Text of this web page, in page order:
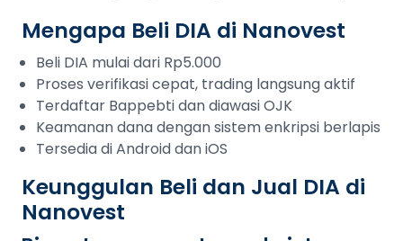
Mengapa Beli DIA di Nanovest
Beli DIA mulai dari Rp5.000
Proses verifikasi cepat, trading langsung aktif
Terdaftar Bappebti dan diawasi OJK
Keamanan dana dengan sistem enkripsi berlapis
Tersedia di Android dan iOS
Keunggulan Beli dan Jual DIA di
Nanovest